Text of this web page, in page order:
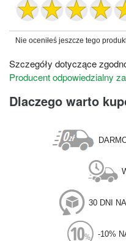
Nie oceniłeś jeszcze tego
Szczegóły dotyczące
Producent odpowiedzialny
Dlaczego warto
30 DNI
-10%